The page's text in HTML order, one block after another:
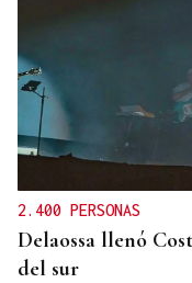
2.400 PERSONAS
Delaossa llenó
del sur